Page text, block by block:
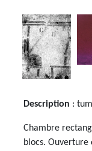
Description :
Chambre
blocs.